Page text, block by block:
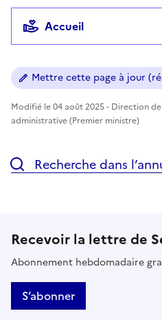
Accueil
Mettre cette page à jour
Modifié le 04 août 2025 - Direction
administrative (Premier ministre)
Recherche dans
Recevoir la lettre de
Abonnement hebdomadaire
S’abonner